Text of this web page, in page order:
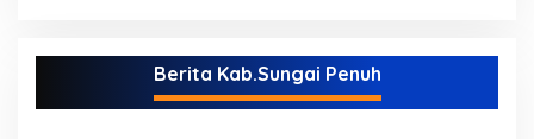
Berita Kab.Sungai Penuh